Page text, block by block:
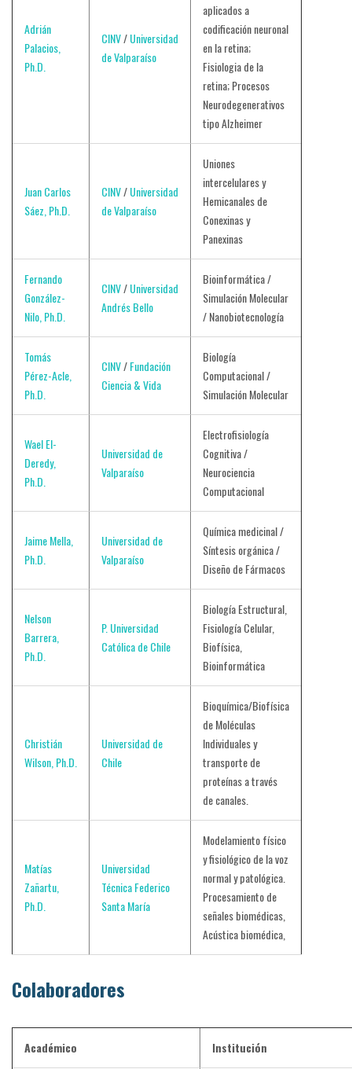
Adrián
Palacios,
Ph.D.
CINV/Universidad
de Valparaíso
aplicados a
codificación neuronal
en la retina;
Fisiologia de la
retina; Procesos
Neurodegenerativos
tipo Alzheimer
Juan Carlos
Sáez, Ph.D.
CINV/Universidad
de Valparaíso
Uniones
intercelulares y
Hemicanales de
Conexinas y
Panexinas
Fernando
González-
Nilo, Ph.D.
CINV/Universidad
Andrés Bello
Bioinformática /
Simulación Molecular
/ Nanobiotecnología
Tomás
Pérez-Acle,
Ph.D.
CINV/Fundación
Ciencia & Vida
Biología
Computacional /
Simulación Molecular
Wael El-
Deredy,
Ph.D.
Universidad de
Valparaíso
Electrofisiología
Cognitiva /
Neurociencia
Computacional
Jaime Mella,
Ph.D.
Universidad de
Valparaíso
Química medicinal /
Síntesis orgánica /
Diseño de Fármacos
Nelson
Barrera,
Ph.D.
P. Universidad
Católica de Chile
Biología Estructural,
Fisiología Celular,
Biofísica,
Bioinformática
Christián
Wilson, Ph.D.
Universidad de
Chile
Bioquímica/Biofísica
de Moléculas
Individuales y
transporte de
proteínas a través
de canales.
Matías
Zañartu,
Ph.D.
Universidad
Técnica Federico
Santa María
Modelamiento físico
y fisiológico de la voz
normal y patológica.
Procesamiento de
señales biomédicas,
Acústica biomédica,
Colaboradores
Académico Institución